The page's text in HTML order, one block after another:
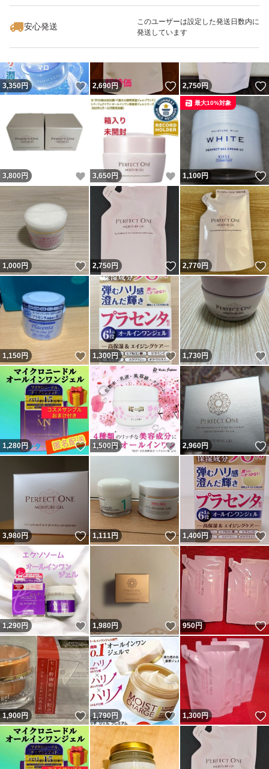
安心発送
このユーザーは設定した発送日数内に
発送しています
3,350円 いいね！
2,690円 いいね！
2,750円
3,800 円 いいね！
3,650円 いいね！
1,100円
最大10%対象
1,000円 いいね！
2,750円 いいね！
2,770円
1,150円 いいね！
1,300円 いいね！
1,730円
1,280円 いいね！
1,500円 いいね！
2,960円
3,980円 いいね！
1,111円 いいね！
1,400円
1,290 円 いいね！
1,980円 いいね！
950円
1,900円 いいね！
1,790円 いいね！
1,300円